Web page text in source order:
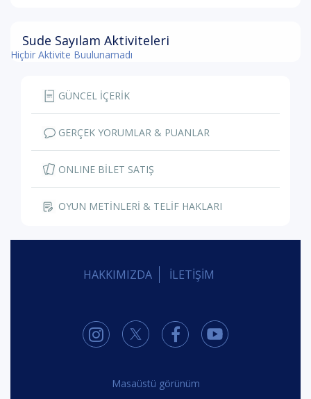
Sude Sayılam Aktiviteleri
Hiçbir Aktivite Buulunamadı
GÜNCEL İÇERİK
GERÇEK YORUMLAR & PUANLAR
ONLINE BİLET SATIŞ
OYUN METİNLERİ & TELİF HAKLARI
HAKKIMIZDA İLETİŞİM
Masaüstü görünüm